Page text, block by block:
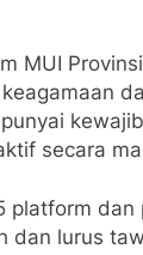
MUI
secara
platform
dan lurus